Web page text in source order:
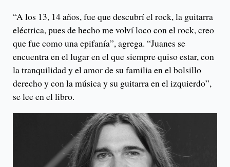
“A los 13, 14 años, fue que descubrí el rock, la guitarra
eléctrica, pues de hecho me volví loco con el rock, creo
que fue como una epifanía”, agrega. “Juanes se
encuentra en el lugar en el que siempre quiso estar, con
la tranquilidad y el amor de su familia en el bolsillo
derecho y con la música y su guitarra en el izquierdo”,
se lee en el libro.